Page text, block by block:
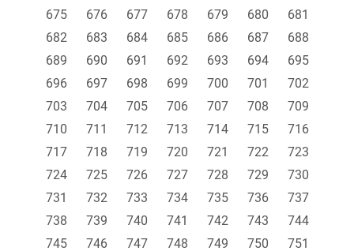
675
676 677 678 679 680
681
682
683 684 685 686 687
688
689
690 691 692 693 694
695
696
697 698 699 700 701
702
703
704 705 706 707 708
709
710
711 712 713 714 715
716
717
718 719 720 721 722
723
724
725 726 727 728 729
730
731
732 733 734 735 736
737
738
739 740 741 742 743
744
745
746 747 748 749 750
751